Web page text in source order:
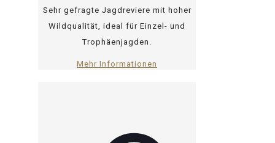
Sehr gefragte Jagdreviere mit hoher
Wildqualität, ideal für Einzel- und
Trophäenjagden.
Mehr Informationen